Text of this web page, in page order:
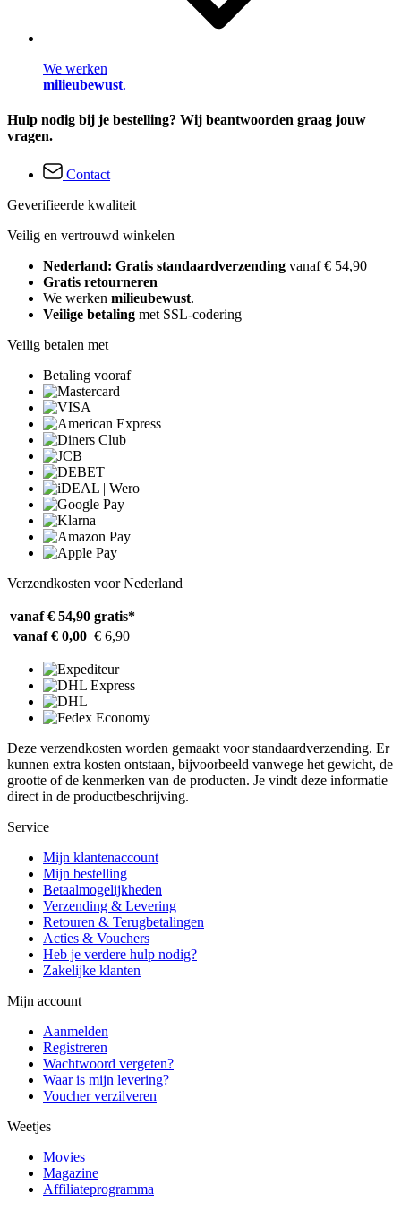
We werken
milieubewust.
Hulp nodig bij je bestelling? Wij beantwoorden graag jouw
vragen.
Contact
Geverifieerde kwaliteit
Veilig en vertrouwd winkelen
Nederland: Gratis standaardverzending vanaf € 54,90
Gratis retourneren
We werken milieubewust.
Veilige betaling met SSL-codering
Veilig betalen met
Betaling vooraf
Verzendkosten voor Nederland
vanaf € 54,90 gratis*
vanaf € 0,00 € 6,90
Deze verzendkosten worden gemaakt voor standaardverzending. Er
kunnen extra kosten ontstaan, bijvoorbeeld vanwege het gewicht, de
grootte of de kenmerken van de producten. Je vindt deze informatie
direct in de productbeschrijving.
Service
Mijn klantenaccount
Mijn bestelling
Betaalmogelijkheden
Verzending & Levering
Retouren & Terugbetalingen
Acties & Vouchers
Heb je verdere hulp nodig?
Zakelijke klanten
Mijn account
Aanmelden
Registreren
Wachtwoord vergeten?
Waar is mijn levering?
Voucher verzilveren
Weetjes
Movies
Magazine
Affiliateprogramma